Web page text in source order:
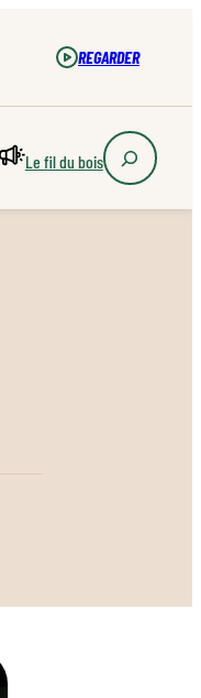
REGARDER
Le fil du bois